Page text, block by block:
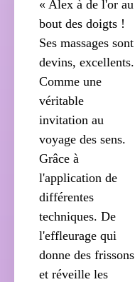
« Alex à de l'or au
bout des doigts !
Ses massages sont
devins, excellents.
Comme une
véritable
invitation au
voyage des sens.
Grâce à
l'application de
différentes
techniques. De
l'effleurage qui
donne des frissons
et réveille les